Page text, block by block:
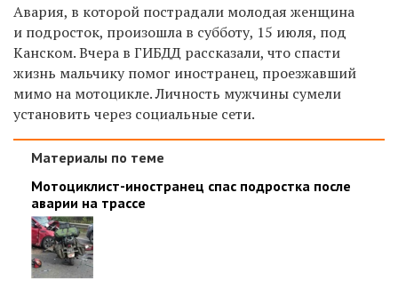
Авария, в которой пострадали молодая женщина
и подросток, произошла в субботу, 15 июля, под
Канском. Вчера в ГИБДД рассказали, что спасти
жизнь мальчику помог иностранец, проезжавший
мимо на мотоцикле. Личность мужчины сумели
установить через социальные сети.
Материалы по теме
Мотоциклист-иностранец спас подростка после
аварии на трассе